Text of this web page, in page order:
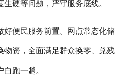
硬等问题，严守服务底线。
好便民服务前置。网点常态化储
物资，全面满足群众换零、兑残
跑一趟。